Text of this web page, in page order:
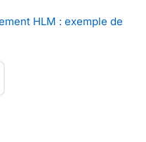
HLM : exemple de